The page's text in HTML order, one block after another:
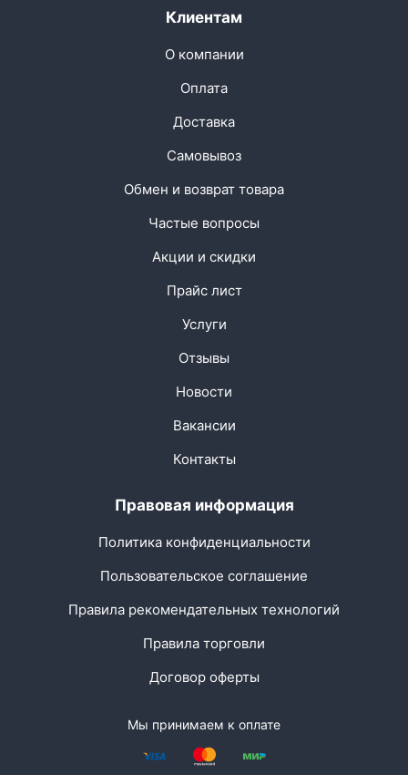
Клиентам
О компании
Оплата
Доставка
Самовывоз
Обмен и возврат товара
Частые вопросы
Акции и скидки
Прайс лист
Услуги
Отзывы
Новости
Вакансии
Контакты
Правовая информация
Политика конфиденциальности
Пользовательское соглашение
Правила рекомендательных технологий
Правила торговли
Договор оферты
Мы принимаем к оплате